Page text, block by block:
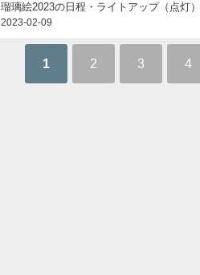
2023-02-09
瑠璃絵2023の日程・ライトアップ（点灯
スや駐車場、魅力や見どころについて紹介
1 2 3 4